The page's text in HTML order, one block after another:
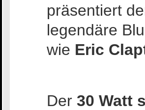
präsentiert
legendäre
wie Eric
Der 30 Watt